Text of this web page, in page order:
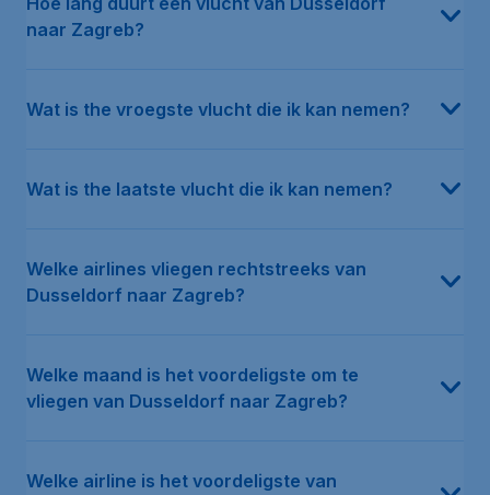
naar Zagreb?
Wat is the vroegste vlucht die ik kan nemen?
Wat is the laatste vlucht die ik kan nemen?
Welke airlines vliegen rechtstreeks van
Dusseldorf naar Zagreb?
Welke maand is het voordeligste om te
vliegen van Dusseldorf naar Zagreb?
Welke airline is het voordeligste van